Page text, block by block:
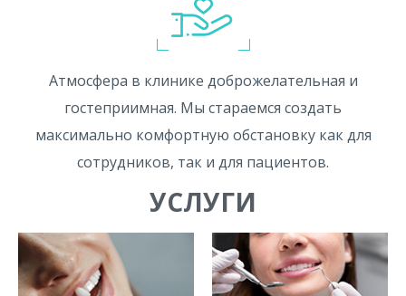
Атмосфера в клинике доброжелательная и
гостеприимная. Мы стараемся создать
максимально комфортную обстановку как для
сотрудников, так и для пациентов.
УСЛУГИ